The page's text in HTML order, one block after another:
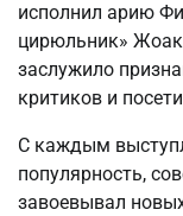
исполнил арию
цирюльник»
заслужило
критиков и
С каждым
популярность,
завоевывал